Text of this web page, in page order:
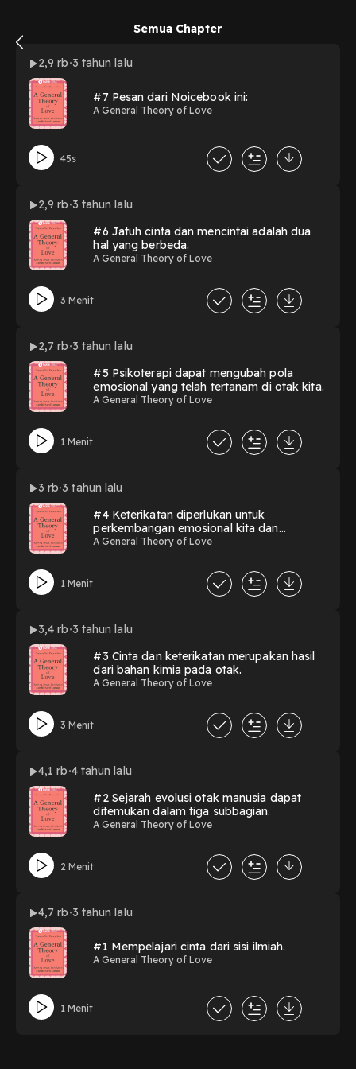
Semua Chapter
2,9 rb 3 tahun lalu
#7 Pesan dari Noicebook ini:
A General Theory of Love
45s
2,9 rb 3 tahun lalu
#6 Jatuh cinta dan mencintai adalah dua
hal yang berbeda.
A General Theory of Love
3 Menit
2,7 rb 3 tahun lalu
#5 Psikoterapi dapat mengubah pola
emosional yang telah tertanam di otak kita.
A General Theory of Love
1 Menit
3 rb 3 tahun lalu
#4 Keterikatan diperlukan untuk
perkembangan emosional kita dan
dibentuk sejak kecil.
A General Theory of Love
1 Menit
3,4 rb 3 tahun lalu
#3 Cinta dan keterikatan merupakan hasil
dari bahan kimia pada otak.
A General Theory of Love
3 Menit
4,1 rb 4 tahun lalu
#2 Sejarah evolusi otak manusia dapat
ditemukan dalam tiga subbagian.
A General Theory of Love
2 Menit
4,7 rb 3 tahun lalu
#1 Mempelajari cinta dari sisi ilmiah.
A General Theory of Love
1 Menit